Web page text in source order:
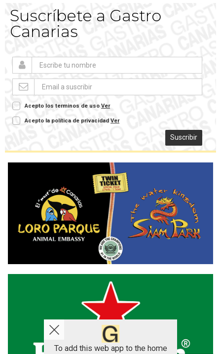
Suscríbete a Gastro
Canarias
Acepto los terminos de uso Ver
Acepto la política de privacidad Ver
Suscribir
To add this web app to the home